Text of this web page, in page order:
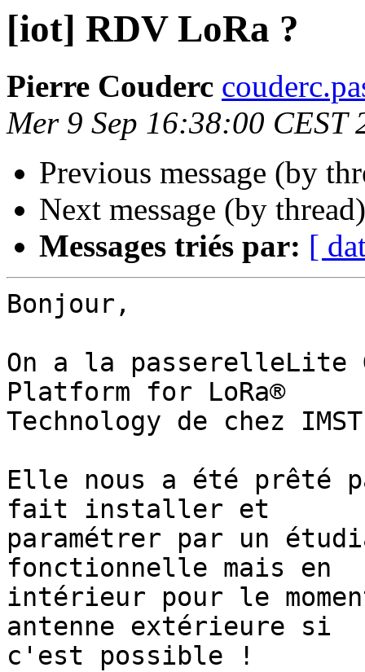
[iot] RDV LoRa ?
Pierre Couderc
Mer 9 Sep 16:38:00 CEST
Previous message (by
Next message (by
Messages triés par: [
Bonjour,
On a la passerelleLite
Platform for LoRa®
Technology de chez
Elle nous a été prêté
fait installer et
paramétrer par un
fonctionnelle mais en
intérieur pour le
antenne extérieure si
c'est possible !